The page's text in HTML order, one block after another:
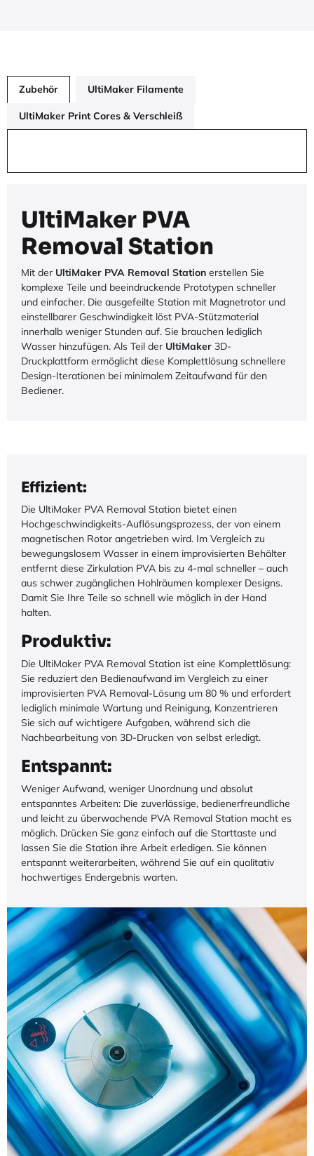
Zubehör UltiMaker Filamente
UltiMaker Print Cores & Verschleiß
UltiMaker PVA
Removal Station
Mit der UltiMaker PVA Removal Station erstellen Sie
komplexe Teile und beeindruckende Prototypen schneller
und einfacher. Die ausgefeilte Station mit Magnetrotor und
einstellbarer Geschwindigkeit löst PVA-Stützmaterial
innerhalb weniger Stunden auf. Sie brauchen lediglich
Wasser hinzufügen. Als Teil der UltiMaker 3D-
Druckplattform ermöglicht diese Komplettlösung schnellere
Design-Iterationen bei minimalem Zeitaufwand für den
Bediener.
Effizient:
Die UltiMaker PVA Removal Station bietet einen
Hochgeschwindigkeits-Auflösungsprozess, der von einem
magnetischen Rotor angetrieben wird. Im Vergleich zu
bewegungslosem Wasser in einem improvisierten Behälter
entfernt diese Zirkulation PVA bis zu 4-mal schneller – auch
aus schwer zugänglichen Hohlräumen komplexer Designs.
Damit Sie Ihre Teile so schnell wie möglich in der Hand
halten.
Produktiv:
Die UltiMaker PVA Removal Station ist eine Komplettlösung:
Sie reduziert den Bedienaufwand im Vergleich zu einer
improvisierten PVA Removal-Lösung um 80 % und erfordert
lediglich minimale Wartung und Reinigung, Konzentrieren
Sie sich auf wichtigere Aufgaben, während sich die
Nachbearbeitung von 3D-Drucken von selbst erledigt.
Entspannt:
Weniger Aufwand, weniger Unordnung und absolut
entspanntes Arbeiten: Die zuverlässige, bedienerfreundliche
und leicht zu überwachende PVA Removal Station macht es
möglich. Drücken Sie ganz einfach auf die Starttaste und
lassen Sie die Station ihre Arbeit erledigen. Sie können
entspannt weiterarbeiten, während Sie auf ein qualitativ
hochwertiges Endergebnis warten.